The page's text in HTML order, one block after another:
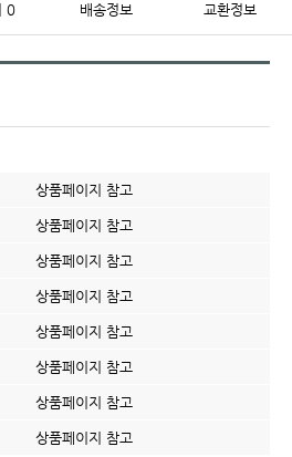
0 배송정보 교환정보
상품페이지 참고
상품페이지 참고
상품페이지 참고
상품페이지 참고
상품페이지 참고
상품페이지 참고
상품페이지 참고
상품페이지 참고